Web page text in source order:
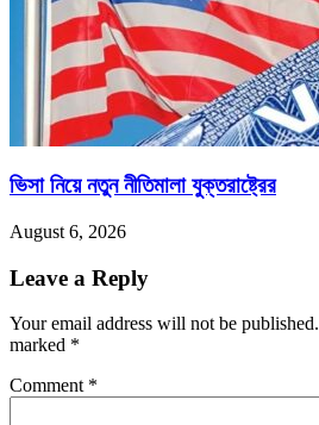
ভিসা নিয়ে নতুন নীতিমালা যুক্তরাষ্ট্রের
August 6, 2026
Leave a Reply
Your email address will not be published.
marked *
Comment *